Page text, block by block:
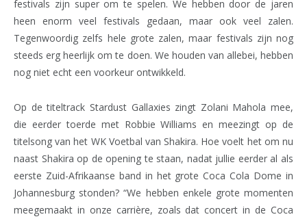
festivals zijn super om te spelen. We hebben door de jaren
heen enorm veel festivals gedaan, maar ook veel zalen.
Tegenwoordig zelfs hele grote zalen, maar festivals zijn nog
steeds erg heerlijk om te doen. We houden van allebei, hebben
nog niet echt een voorkeur ontwikkeld.
Op de titeltrack Stardust Gallaxies zingt Zolani Mahola mee,
die eerder toerde met Robbie Williams en meezingt op de
titelsong van het WK Voetbal van Shakira. Hoe voelt het om nu
naast Shakira op de opening te staan, nadat jullie eerder al als
eerste Zuid-Afrikaanse band in het grote Coca Cola Dome in
Johannesburg stonden? “We hebben enkele grote momenten
meegemaakt in onze carrière, zoals dat concert in de Coca